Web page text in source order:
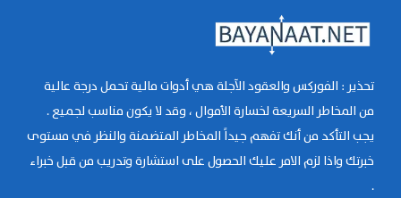
تحذير : الفوركس والعقود الآجلة هي أدوات مالية تحمل درجة عالية
من المخاطر السريعة لخسارة الأموال ، وقد لا يكون مناسب لجميع .
يجب التأكد من أنك تفهم جيداً المخاطر المتضمنة والنظر في مستوى
خبرتك واذا لزم الامر عليك الحصول على استشارة وتدريب من قبل خبراء
.